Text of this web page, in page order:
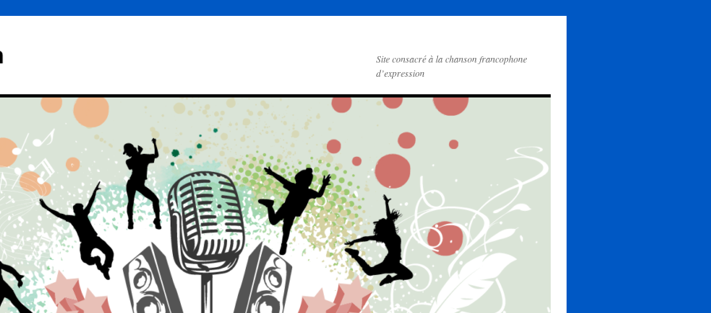
Site consacré à la chanson francophone
d’expression